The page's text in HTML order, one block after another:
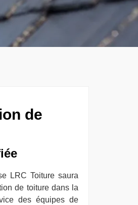
de
LRC Toiture saura
de toiture dans la
des équipes de